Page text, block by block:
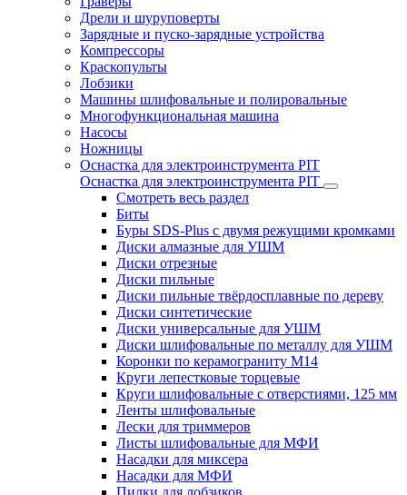
Дрели и шуруповерты
Зарядные и пуско-зарядные устройства
Компрессоры
Краскопульты
Лобзики
Машины шлифовальные и полировальные
Многофункциональная машина
Насосы
Ножницы
Оснастка для электроинструмента PIT
Оснастка для электроинструмента PIT
Смотреть весь раздел
Биты
Буры SDS-Plus c двумя режущими кромками
Диски алмазные для УШМ
Диски отрезные
Диски пильные
Диски пильные твёрдосплавные по дереву
Диски синтетические
Диски универсальные для УШМ
Диски шлифовальные по металлу для УШМ
Коронки по керамограниту M14
Круги лепестковые торцевые
Круги шлифовальные с отверстиями, 125 мм
Ленты шлифовальные
Лески для триммеров
Листы шлифовальные для МФИ
Насадки для миксера
Насадки для МФИ
Пилки для лобзиков